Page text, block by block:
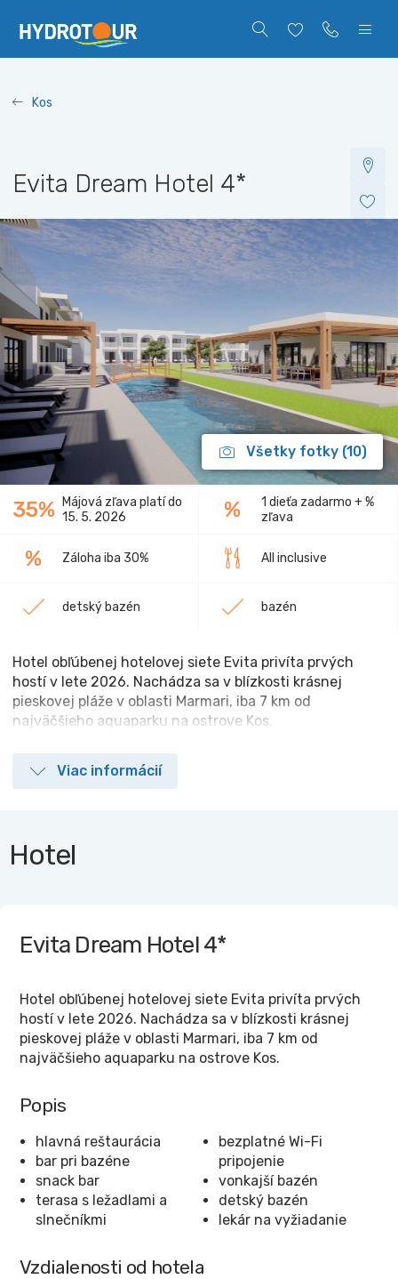
Kos
Evita Dream Hotel 4*
Všetky fotky (10)
35%
Májová zľava platí do
15. 5. 2026
%
1 dieťa zadarmo + %
zľava
% Záloha iba 30% All inclusive
detský bazén bazén
Hotel obľúbenej hotelovej siete Evita privíta prvých
hostí v lete 2026. Nachádza sa v blízkosti krásnej
pieskovej pláže v oblasti Marmari, iba 7 km od
najväčšieho aquaparku na ostrove Kos.
Viac informácií
Hotel
Evita Dream Hotel4*
Hotel obľúbenej hotelovej siete Evita privíta prvých
hostí v lete 2026. Nachádza sa v blízkosti krásnej
pieskovej pláže v oblasti Marmari, iba 7 km od
najväčšieho aquaparku na ostrove Kos.
Popis
hlavná reštaurácia
bar pri bazéne
snack bar
terasa s ležadlami a
slnečníkmi
bezplatné Wi-Fi
pripojenie
vonkajší bazén
detský bazén
lekár na vyžiadanie
Vzdialenosti od hotela